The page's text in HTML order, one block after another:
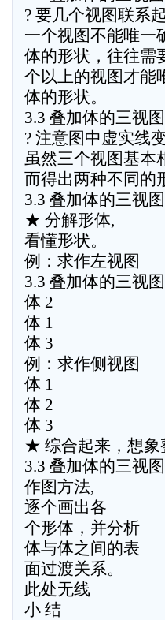
? 要几个视图联系
一个视图不能唯一
体的形状，往往需
个以上的视图才能
体的形状。
3.3 叠加体的三视图
? 注意图中虚实线
虽然三个视图基本
而得出两种不同的
3.3 叠加体的三视图
★ 分解形体,
看懂形状。
例：求作左视图
3.3 叠加体的三视图
体 2
体 1
体 3
例：求作侧视图
体 1
体 2
体 3
★ 综合起来，想象
3.3 叠加体的三视图
作图方法,
逐个画出各
个形体，并分析
体与体之间的表
面过渡关系。
此处无线
小 结